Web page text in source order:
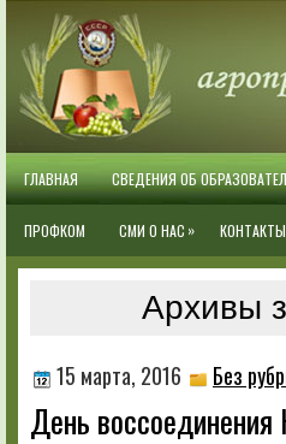
ГЛАВНАЯ СВЕДЕНИЯ ОБ
ПРОФКОМ СМИ О НАС » КОНТАКТЫ
Архивы
15 марта, 2016 Без
День